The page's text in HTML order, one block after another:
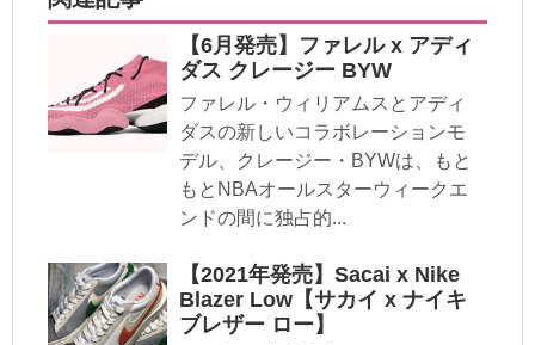
【6月発売】ファレル x アディ
ダス クレージー BYW
ファレル・ウィリアムスとアディ
ダスの新しいコラボレーションモ
デル、クレージー・BYWは、もと
もとNBAオールスターウィークエ
ンドの間に独占的...
【2021年発売】Sacai x Nike
Blazer Low【サカイ x ナイキ
ブレザー ロー】